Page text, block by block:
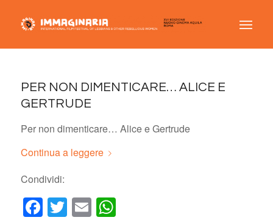
PER NON DIMENTICARE… ALICE E
GERTRUDE
Per non dimenticare… Alice e Gertrude
Continua a leggere
Condividi:
Facebook
Twitter
EmailWhatsApp